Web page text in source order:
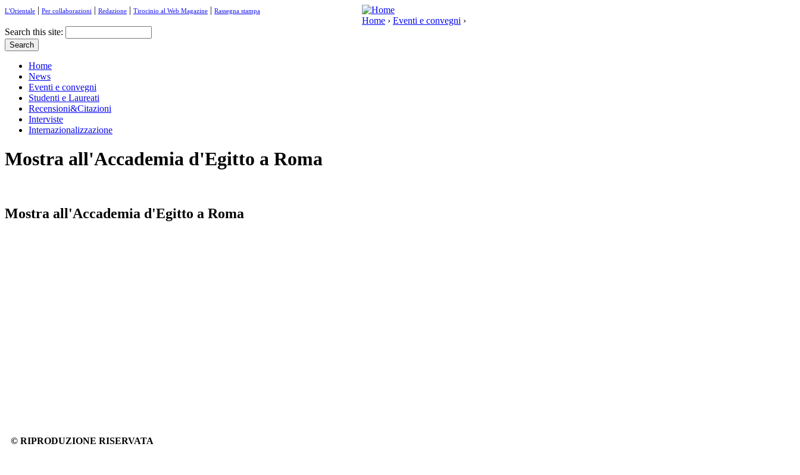
L'Orientale | Per collaborazioni | Redazione | Tirocinio al Web Magazine | Rassegna stampa
Home › Eventi e convegni ›
Search this site:
Home
News
Eventi e convegni
Studenti e Laureati
Recensioni&Citazioni
Interviste
Internazionalizzazione
Mostra all'Accademia d'Egitto a Roma
Mostra all'Accademia d'Egitto a Roma
© RIPRODUZIONE RISERVATA